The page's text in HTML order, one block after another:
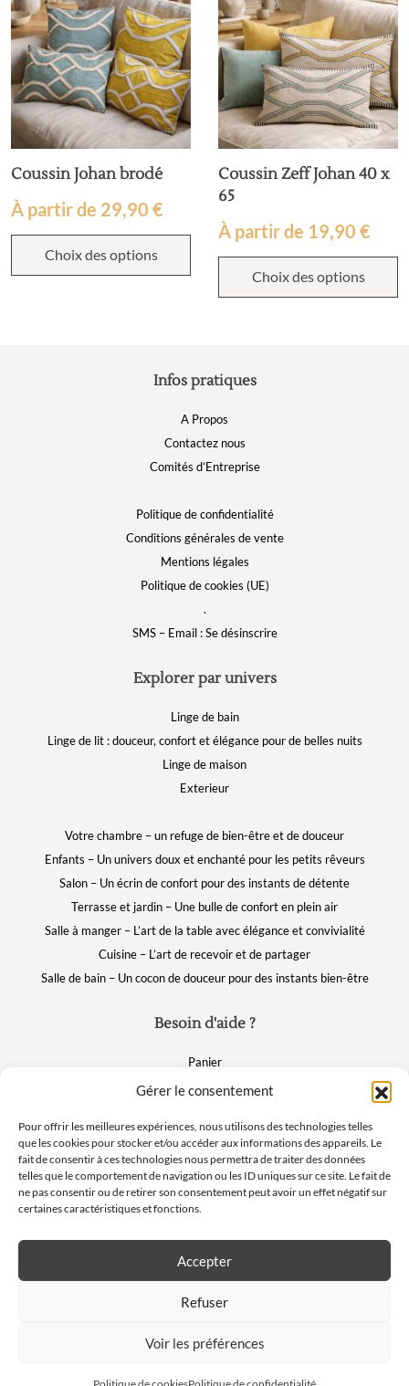
Gérer le consentement
Pour offrir les meilleures expériences, nous utilisons des technologies telles
que les cookies pour stocker et/ou accéder aux informations des appareils. Le
fait de consentir à ces technologies nous permettra de traiter des données
telles que le comportement de navigation ou les ID uniques sur ce site. Le fait de
ne pas consentir ou de retirer son consentement peut avoir un effet négatif sur
certaines caractéristiques et fonctions.
Accepter
Refuser
Voir les préférences
Coussin Johan brodé
À partir de 29,90 €
Choix des options
Coussin Zeff Johan 40 x
65
À partir de 19,90 €
Choix des options
Besoin d'aide ?
Panier
FAQ
Suivez nous
Infos pratiques
A Propos
Contactez nous
Comités d’Entreprise
Politique de confidentialité
Conditions générales de vente
Mentions légales
Politique de cookies (UE)
.
SMS – Email : Se désinscrire
Explorer par univers
Linge de bain
Linge de lit : douceur, confort et élégance pour de belles nuits
Linge de maison
Exterieur
Votre chambre – un refuge de bien-être et de douceur
Enfants – Un univers doux et enchanté pour les petits rêveurs
Salon – Un écrin de confort pour des instants de détente
Terrasse et jardin – Une bulle de confort en plein air
Salle à manger – L’art de la table avec élégance et convivialité
Cuisine – L’art de recevoir et de partager
Salle de bain – Un cocon de douceur pour des instants bien-être
Newsletter
Ne manquez pas nos offres exclusives et nos ventes privées !